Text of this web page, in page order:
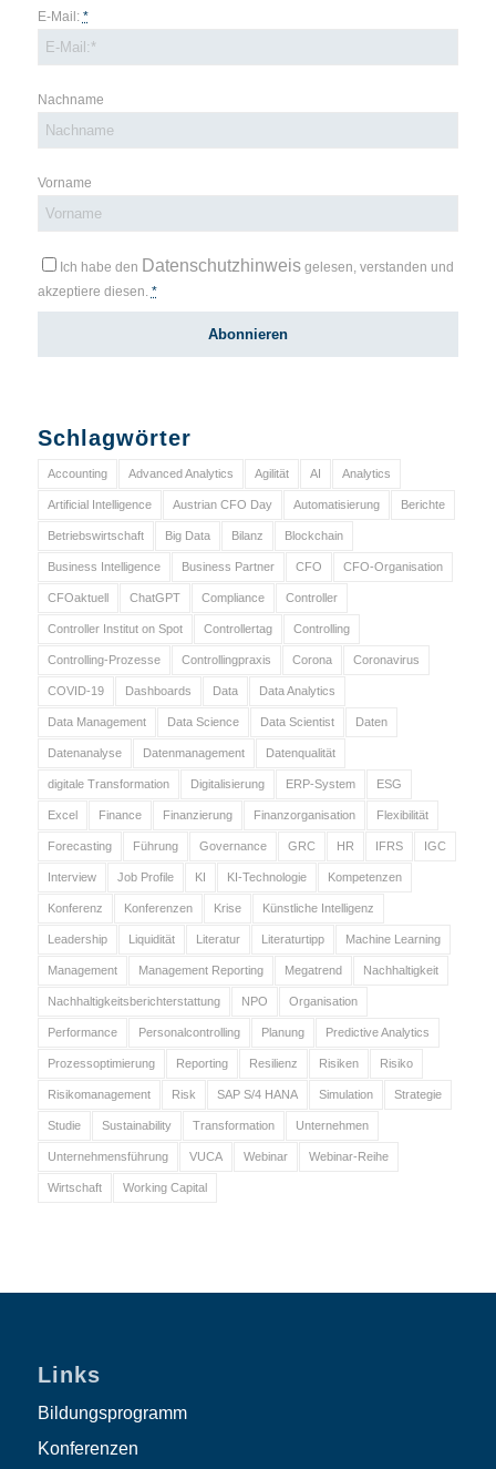
E-Mail: *
Nachname
Vorname
Ich habe den Datenschutzhinweisgelesen, verstanden und
akzeptiere diesen. *
Schlagwörter
Accounting Advanced Analytics Agilität AI Analytics
Artificial Intelligence Austrian CFO Day Automatisierung Berichte
Betriebswirtschaft Big Data Bilanz Blockchain
Business Intelligence Business Partner CFO CFO-Organisation
CFOaktuell ChatGPT Compliance Controller
Controller Institut on Spot Controllertag Controlling
Controlling-Prozesse Controllingpraxis Corona Coronavirus
COVID-19 Dashboards Data Data Analytics
Data Management Data Science Data Scientist Daten
Datenanalyse Datenmanagement Datenqualität
digitale Transformation Digitalisierung ERP-System ESG
Excel Finance Finanzierung Finanzorganisation Flexibilität
Forecasting Führung Governance GRC HR IFRS IGC
Interview Job Profile KI KI-Technologie Kompetenzen
Konferenz Konferenzen Krise Künstliche Intelligenz
Leadership Liquidität Literatur Literaturtipp Machine Learning
Management Management Reporting Megatrend Nachhaltigkeit
Nachhaltigkeitsberichterstattung NPO Organisation
Performance Personalcontrolling Planung Predictive Analytics
Prozessoptimierung Reporting Resilienz Risiken Risiko
Risikomanagement Risk SAP S/4 HANA Simulation Strategie
Studie Sustainability Transformation Unternehmen
Unternehmensführung VUCA Webinar Webinar-Reihe
Wirtschaft Working Capital
Links
Bildungsprogramm
Konferenzen